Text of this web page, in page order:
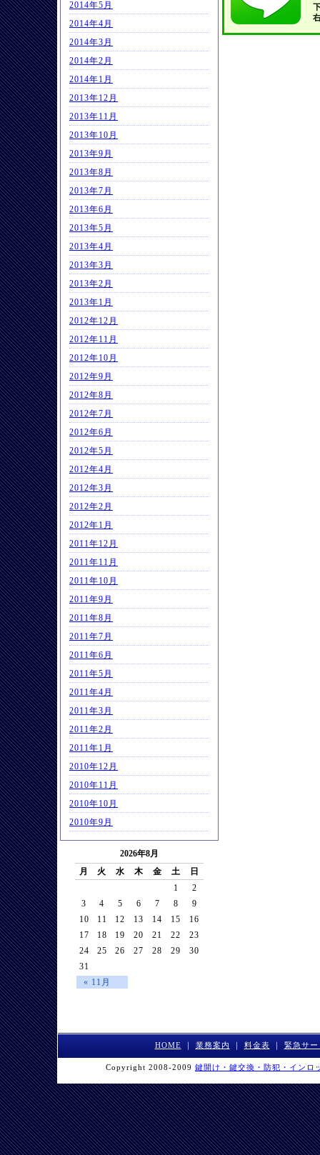
2014年5月
2014年4月
2014年3月
2014年2月
2014年1月
2013年12月
2013年11月
2013年10月
2013年9月
2013年8月
2013年7月
2013年6月
2013年5月
2013年4月
2013年3月
2013年2月
2013年1月
2012年12月
2012年11月
2012年10月
2012年9月
2012年8月
2012年7月
2012年6月
2012年5月
2012年4月
2012年3月
2012年2月
2012年1月
2011年12月
2011年11月
2011年10月
2011年9月
2011年8月
2011年7月
2011年6月
2011年5月
2011年4月
2011年3月
2011年2月
2011年1月
2010年12月
2010年11月
2010年10月
2010年9月
2026年8月
月
火 水 木 金 土 日
« 11月
1
2
3
4 5 6 7 8
9
10
11 12 13 14 15
16
17
18 19 20 21 22
23
24
25 26 27 28 29
30
31
HOME ｜ 業務案内 ｜ 料金表 ｜ 緊急サー
Copyright 2008-2009 鍵開け・鍵交換・防犯・インロ